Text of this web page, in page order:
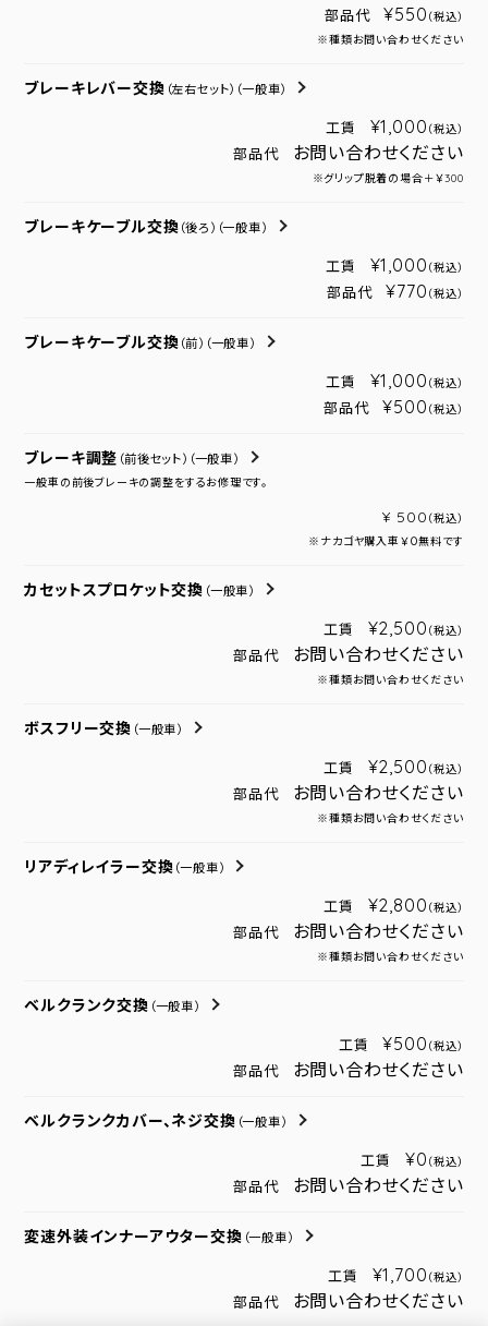
部品代 ¥550 （税込）
※種類お問い合わせください
ブレーキレバー交換 （左右セット） （一般車）
工賃 ¥1,000 （税込）
部品代 お問い合わせください
※グリップ脱着の場合＋￥300
ブレーキケーブル交換 （後ろ） （一般車）
工賃 ¥1,000 （税込）
部品代 ¥770 （税込）
ブレーキケーブル交換 （前） （一般車）
工賃 ¥1,000 （税込）
部品代 ¥500 （税込）
ブレーキ調整 （前後セット） （一般車）
一般車の前後ブレーキの調整をするお修理です。
¥ 500 （税込）
※ナカゴヤ購入車￥０無料です
カセットスプロケット交換 （一般車）
工賃 ¥2,500 （税込）
部品代 お問い合わせください
※種類お問い合わせください
ボスフリー交換 （一般車）
工賃 ¥2,500 （税込）
部品代 お問い合わせください
※種類お問い合わせください
リアディレイラー交換 （一般車）
工賃 ¥2,800 （税込）
部品代 お問い合わせください
※種類お問い合わせください
ベルクランク交換 （一般車）
工賃 ¥500 （税込）
部品代 お問い合わせください
ベルクランクカバー、ネジ交換 （一般車）
工賃 ¥0 （税込）
部品代 お問い合わせください
変速外装インナーアウター交換 （一般車）
工賃 ¥1,700 （税込）
部品代 お問い合わせください